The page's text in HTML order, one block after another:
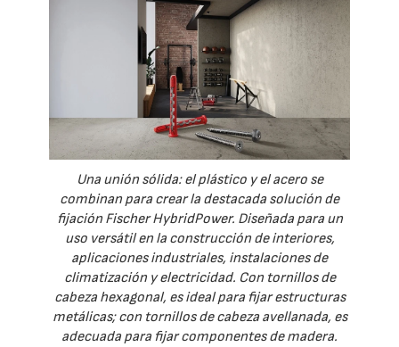
Una unión sólida: el plástico y el acero se
combinan para crear la destacada solución de
fijación Fischer HybridPower. Diseñada para un
uso versátil en la construcción de interiores,
aplicaciones industriales, instalaciones de
climatización y electricidad. Con tornillos de
cabeza hexagonal, es ideal para fijar estructuras
metálicas; con tornillos de cabeza avellanada, es
adecuada para fijar componentes de madera.